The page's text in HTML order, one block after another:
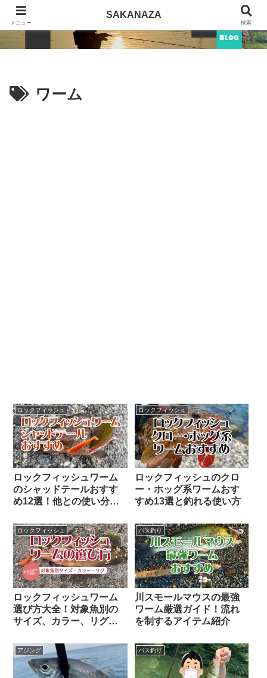
SAKANAZA
ワーム
ロックフィッシュ
ロックフィッシュワーム
のシャッドテールおすす
め12選！他との使い分け
ロックフィッシュ
ロックフィッシュのクロ
ー・ホッグ系ワームおす
すめ13選と釣れる使い方
ロックフィッシュ
ロックフィッシュワーム
選び方大全！対象魚別の
サイズ、カラー、リグを
バス釣り
川スモールマウスの最強
ワーム厳選ガイド！流れ
を制するアイテム紹介
アジング バス釣り
メニュー
SAKANAZA
検索